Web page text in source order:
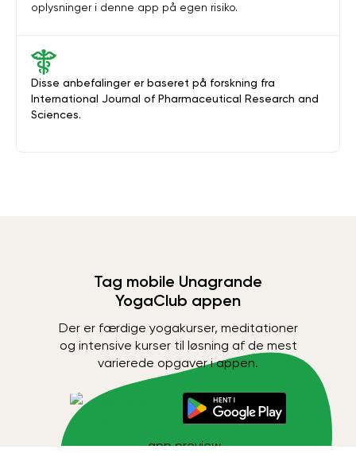
Disse anbefalinger er baseret på forskning fra
International Journal of Pharmaceutical Research and
Sciences.
oplysninger i denne app på egen risiko.
Tag mobile Unagrande
YogaClub appen
Der er færdige yogakurser, meditationer
og intensive kurser til løsning af de mest
varierede opgaver i appen.